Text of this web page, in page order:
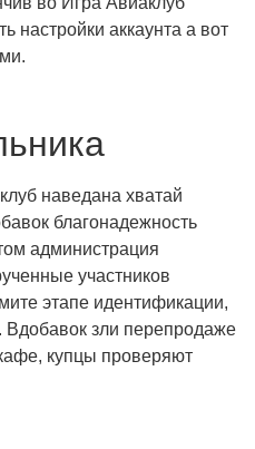
настройки аккаунта а вот
наведана хватай
благонадежность
администрация
участников
этапе идентификации,
Вдобавок зли перепродаже
купцы проверяют